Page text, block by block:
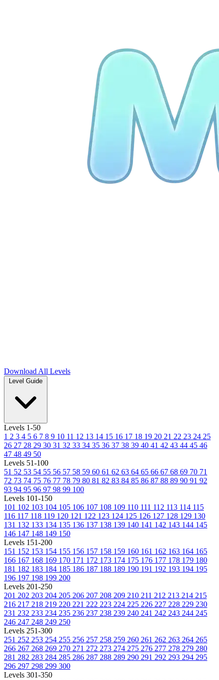
Download All Levels
Level Guide
Levels 1-50
1 2 3 4 5 6 7 8 9 10 11 12 13 14 15 16 17 18 19 20 21 22 23 24 25
26 27 28 29 30 31 32 33 34 35 36 37 38 39 40 41 42 43 44 45 46
47 48 49 50
Levels 51-100
51 52 53 54 55 56 57 58 59 60 61 62 63 64 65 66 67 68 69 70 71
72 73 74 75 76 77 78 79 80 81 82 83 84 85 86 87 88 89 90 91 92
93 94 95 96 97 98 99 100
Levels 101-150
101 102 103 104 105 106 107 108 109 110 111 112 113 114 115
116 117 118 119 120 121 122 123 124 125 126 127 128 129 130
131 132 133 134 135 136 137 138 139 140 141 142 143 144 145
146 147 148 149 150
Levels 151-200
151 152 153 154 155 156 157 158 159 160 161 162 163 164 165
166 167 168 169 170 171 172 173 174 175 176 177 178 179 180
181 182 183 184 185 186 187 188 189 190 191 192 193 194 195
196 197 198 199 200
Levels 201-250
201 202 203 204 205 206 207 208 209 210 211 212 213 214 215
216 217 218 219 220 221 222 223 224 225 226 227 228 229 230
231 232 233 234 235 236 237 238 239 240 241 242 243 244 245
246 247 248 249 250
Levels 251-300
251 252 253 254 255 256 257 258 259 260 261 262 263 264 265
266 267 268 269 270 271 272 273 274 275 276 277 278 279 280
281 282 283 284 285 286 287 288 289 290 291 292 293 294 295
296 297 298 299 300
Levels 301-350